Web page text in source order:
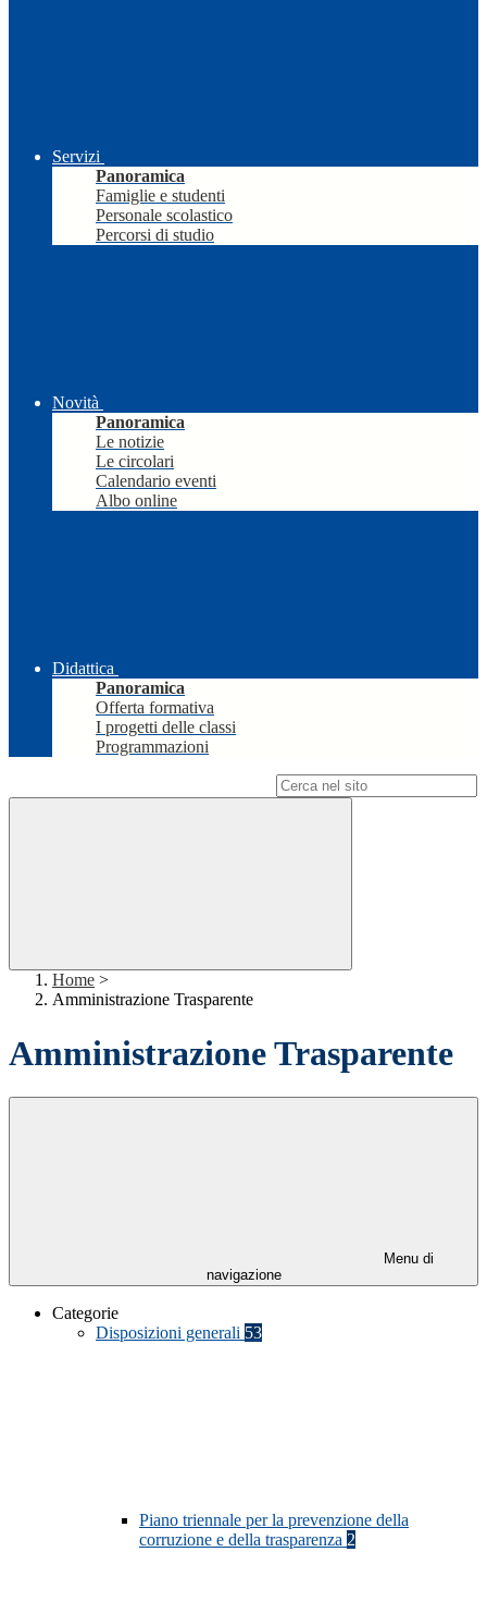
Servizi
Panoramica
Famiglie e studenti
Personale scolastico
Percorsi di studio
Novità
Panoramica
Le notizie
Le circolari
Calendario eventi
Albo online
Didattica
Panoramica
Offerta formativa
I progetti delle classi
Programmazioni
Home >
Amministrazione Trasparente
Amministrazione Trasparente
Menu di
navigazione
Categorie
Disposizioni generali 53
Piano triennale per la prevenzione della
corruzione e della trasparenza 2